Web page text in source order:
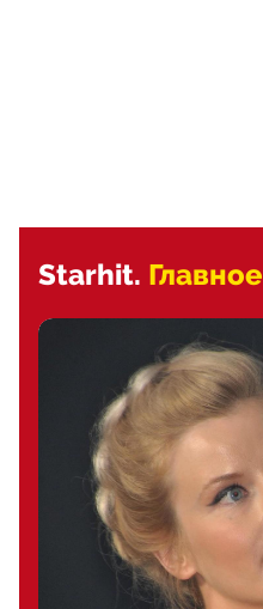
Starhit. Главное